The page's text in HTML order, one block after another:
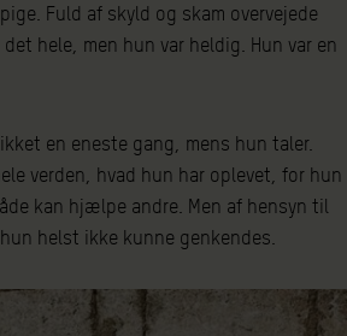
Fuld af skyld og skam overvejede
hele, men hun var heldig. Hun var en
en eneste gang, mens hun taler.
verden, hvad hun har oplevet, for hun
kan hjælpe andre. Men af hensyn til
helst ikke kunne genkendes.